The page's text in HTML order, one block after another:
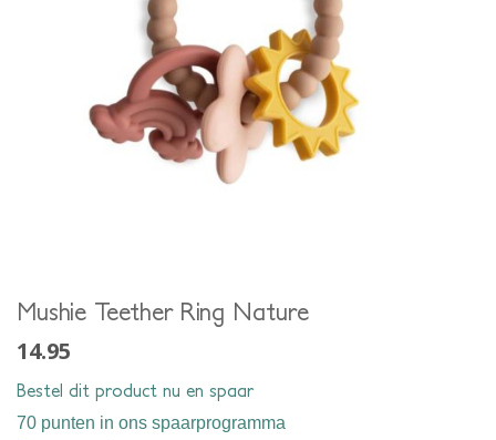
Mushie Teether Ring Nature
14.95
Bestel dit product nu en spaar
70 punten in ons spaarprogramma